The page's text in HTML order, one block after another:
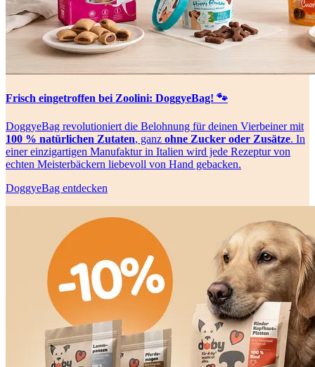
Frisch eingetroffen bei Zoolini: DoggyeBag! 🐾
DoggyeBag revolutioniert die Belohnung für deinen Vierbeiner mit
100 % natürlichen Zutaten, ganz ohne Zucker oder Zusätze. In
einer einzigartigen Manufaktur in Italien wird jede Rezeptur von
echten Meisterbäckern liebevoll von Hand gebacken.
DoggyeBag entdecken